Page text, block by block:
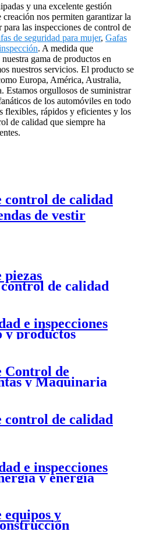
y una excelente gestión
creación nos permiten garantizar la
las inspecciones de control de
de seguridad para mujer, Gafas
. A medida que
gama de productos en
nuestros servicios. El producto se
Europa, América, Australia,
orgullosos de suministrar
de los automóviles en todo
flexibles, rápidos y eficientes y los
de calidad que siempre ha
control de calidad
de vestir
piezas
de calidad
e inspecciones
y productos
Control de
y Maquinaria
control de calidad
e inspecciones
y energía
equipos y